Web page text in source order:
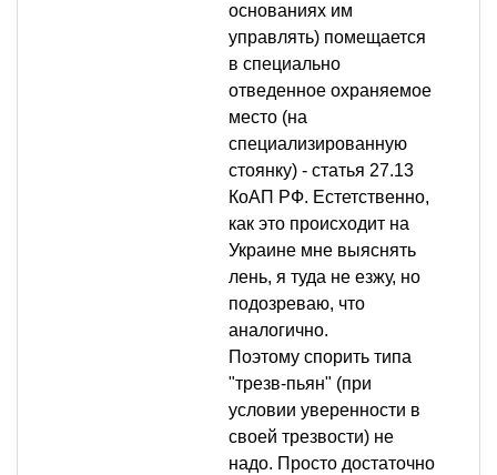
основаниях им
управлять) помещается
в специально
отведенное охраняемое
место (на
специализированную
стоянку) - статья 27.13
КоАП РФ. Естетственно,
как это происходит на
Украине мне выяснять
лень, я туда не езжу, но
подозреваю, что
аналогично.
Поэтому спорить типа
"трезв-пьян" (при
условии уверенности в
своей трезвости) не
надо. Просто достаточно